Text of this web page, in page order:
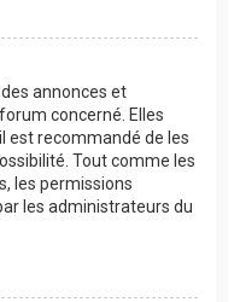
annonces et
concerné. Elles
est recommandé de les
Tout comme les
les permissions
les administrateurs du